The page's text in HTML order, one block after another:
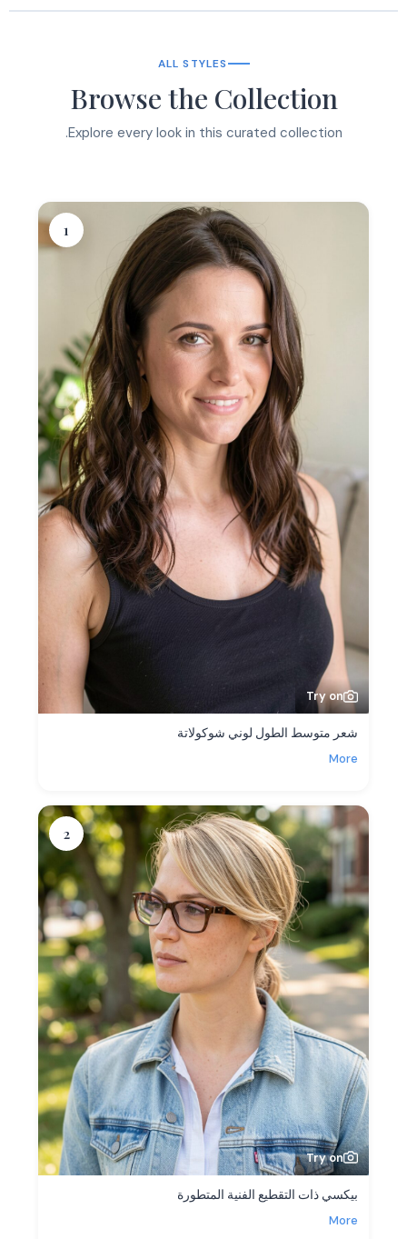
ALL STYLES
Browse the Collection
Explore every look in this curated collection.
1
Try on
شعر متوسط الطول لوني شوكولاتة
More
2
Try on
بيكسي ذات التقطيع الفنية المتطورة
More